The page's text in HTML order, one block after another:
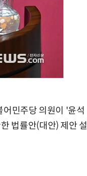
민주당 의원이 '윤석
법률안(대안) 제안 설